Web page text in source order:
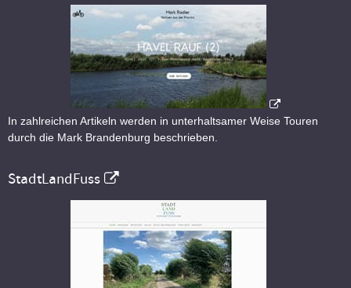
In zahlreichen Artikeln werden in unterhaltsamer Weise Touren
durch die Mark Brandenburg beschrieben.
StadtLandFuss